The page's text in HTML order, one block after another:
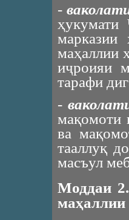
-
ҳукумати
маҳаллии
иҷроияи
тарафи
-
мақомоти
ва
тааллуқ
масъул
Моддаи
маҳаллии